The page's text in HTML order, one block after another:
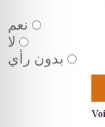
نعم
لا
بدون رأي